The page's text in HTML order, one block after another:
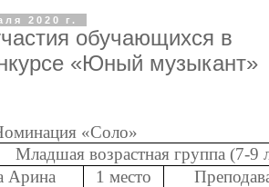
2020 г.
обучающихся в
«Юный музыкант»
«Соло»
Младшая возрастная группа (7-9
Арина
1 место